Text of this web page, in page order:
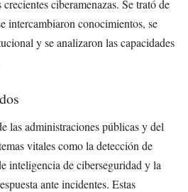
ciberamenazas. Se trató de
intercambiaron conocimientos, se
y se analizaron las capacidades
las administraciones públicas y del
vitales como la detección de
inteligencia de ciberseguridad y la
ante incidentes. Estas